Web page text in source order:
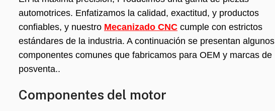
automotrices. Enfatizamos la calidad, exactitud, y productos
confiables, y nuestro Mecanizado CNC cumple con estrictos
estándares de la industria. A continuación se presentan algunos
componentes comunes que fabricamos para OEM y marcas de
posventa..
Componentes del motor